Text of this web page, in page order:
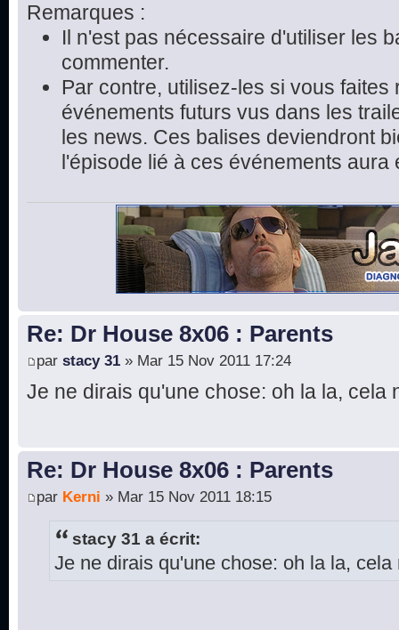
Remarques :
Il n'est pas nécessaire d'utiliser les
commenter.
Par contre, utilisez-les si vous faites
événements futurs vus dans les
les news. Ces balises deviendront
l'épisode lié à ces événements aura
Re: Dr House 8x06 : Parents
par stacy 31 » Mar 15 Nov 2011 17:24
Je ne dirais qu'une chose: oh la la, cela
Re: Dr House 8x06 : Parents
par Kerni » Mar 15 Nov 2011 18:15
stacy 31 a écrit:
Je ne dirais qu'une chose: oh la la,